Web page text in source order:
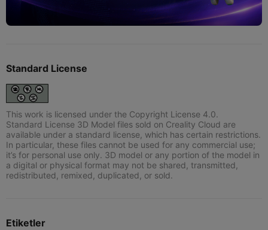
Standard License
This work is licensed under the Copyright License 4.0.
Standard License 3D Model files sold on Creality Cloud are
available under a standard license, which has certain restrictions.
In particular, these files cannot be used for any commercial use;
it’s for personal use only. 3D model or any portion of the model in
a digital or physical format may not be shared, transmitted,
redistributed, remixed, duplicated, or sold.
Etiketler